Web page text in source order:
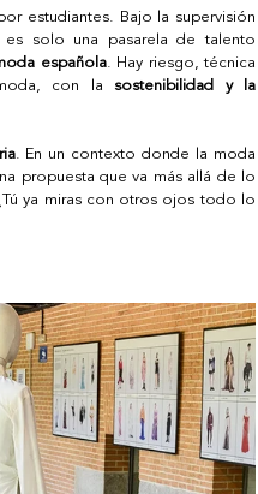
estudiantes. Bajo la supervisión
solo una pasarela de talento
española. Hay riesgo, técnica
con la sostenibilidad y la
. En un contexto donde la moda
propuesta que va más allá de lo
ya miras con otros ojos todo lo